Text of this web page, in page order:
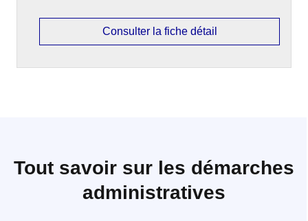
Consulter la fiche détail
Tout savoir sur les démarches
administratives